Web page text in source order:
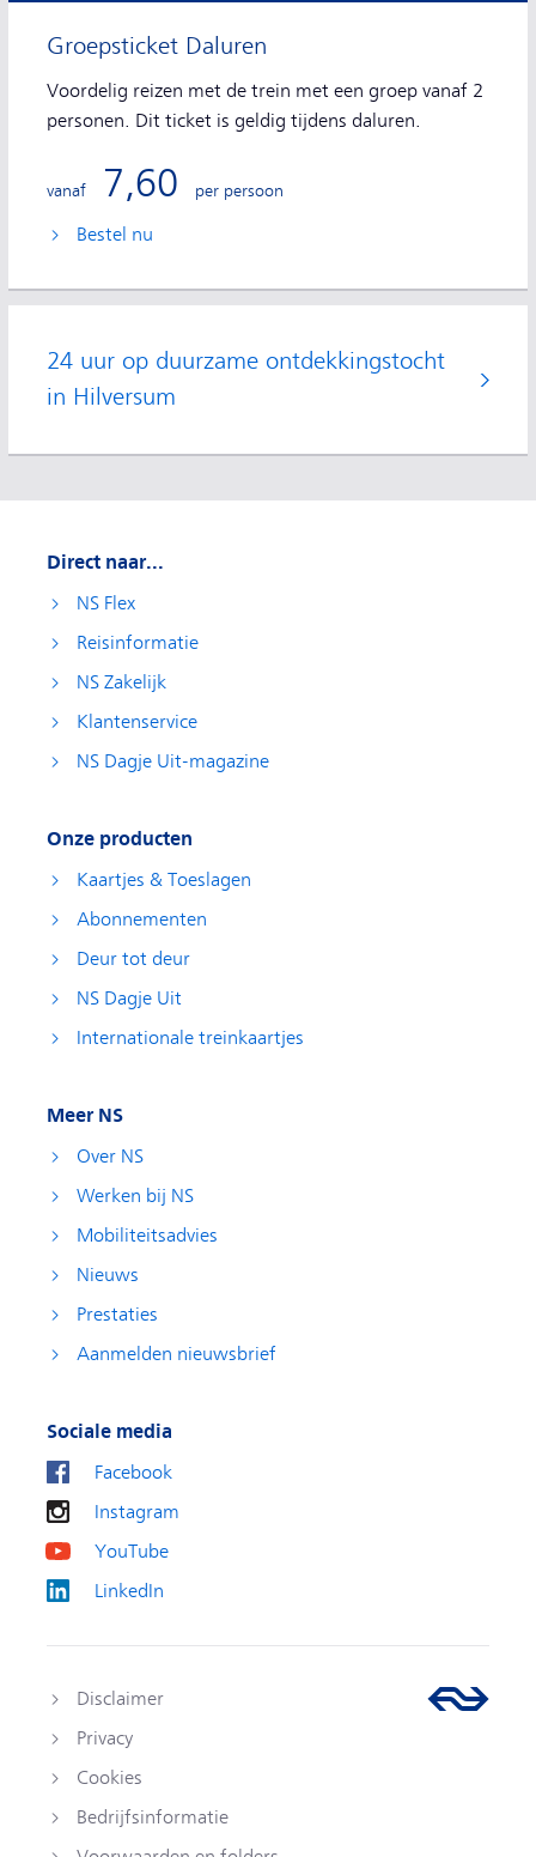
Groepsticket Daluren
Voordelig reizen met de trein met een groep vanaf 2
personen. Dit ticket is geldig tijdens daluren.
vanaf 7,60 per persoon
Bestel nu
24 uur op duurzame ontdekkingstocht
in Hilversum
Direct naar...
NS Flex
Reisinformatie
NS Zakelijk
Klantenservice
NS Dagje Uit-magazine
Onze producten
Kaartjes & Toeslagen
Abonnementen
Deur tot deur
NS Dagje Uit
Internationale treinkaartjes
Meer NS
Over NS
Werken bij NS
Mobiliteitsadvies
Nieuws
Prestaties
Aanmelden nieuwsbrief
Sociale media
Facebook
Instagram
YouTube
LinkedIn
Disclaimer
Privacy
Cookies
Bedrijfsinformatie